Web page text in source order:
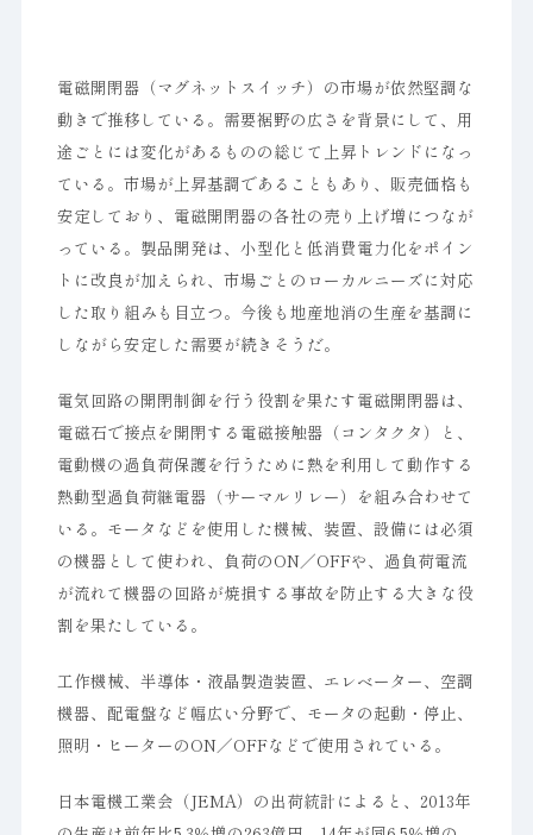
電磁開閉器（マグネットスイッチ）の市場が依然堅調な
動きで推移している。需要裾野の広さを背景にして、用
途ごとには変化があるものの総じて上昇トレンドになっ
ている。市場が上昇基調であることもあり、販売価格も
安定しており、電磁開閉器の各社の売り上げ増につなが
っている。製品開発は、小型化と低消費電力化をポイン
トに改良が加えられ、市場ごとのローカルニーズに対応
した取り組みも目立つ。今後も地産地消の生産を基調に
しながら安定した需要が続きそうだ。
電気回路の開閉制御を行う役割を果たす電磁開閉器は、
電磁石で接点を開閉する電磁接触器（コンタクタ）と、
電動機の過負荷保護を行うために熱を利用して動作する
熱動型過負荷継電器（サーマルリレー）を組み合わせて
いる。モータなどを使用した機械、装置、設備には必須
の機器として使われ、負荷のON／OFFや、過負荷電流
が流れて機器の回路が焼損する事故を防止する大きな役
割を果たしている。
工作機械、半導体・液晶製造装置、エレベーター、空調
機器、配電盤など幅広い分野で、モータの起動・停止、
照明・ヒーターのON／OFFなどで使用されている。
日本電機工業会（JEMA）の出荷統計によると、2013年